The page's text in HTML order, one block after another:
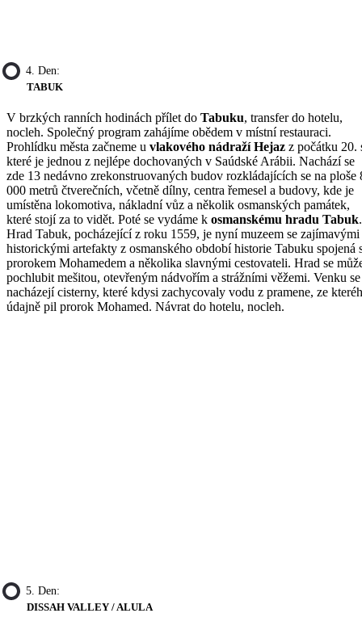
4. Den:
TABUK
V brzkých ranních hodinách přílet do Tabuku, transfer do hotelu,
nocleh. Společný program zahájíme obědem v místní restauraci.
Prohlídku města začneme u vlakového nádraží Hejaz z počátku 20.
které je jednou z nejlépe dochovaných v Saúdské Arábii. Nachází se
zde 13 nedávno zrekonstruovaných budov rozkládajících se na ploše
000 metrů čtverečních, včetně dílny, centra řemesel a budovy, kde je
umístěna lokomotiva, nákladní vůz a několik osmanských památek,
které stojí za to vidět. Poté se vydáme k osmanskému hradu Tabuk.
Hrad Tabuk, pocházející z roku 1559, je nyní muzeem se zajímavými
historickými artefakty z osmanského období historie Tabuku spojená
prorokem Mohamedem a několika slavnými cestovateli. Hrad se
pochlubit mešitou, otevřeným nádvořím a strážními věžemi. Venku se
nacházejí cisterny, které kdysi zachycovaly vodu z pramene, ze
údajně pil prorok Mohamed. Návrat do hotelu, nocleh.
5. Den:
DISSAH VALLEY / ALULA